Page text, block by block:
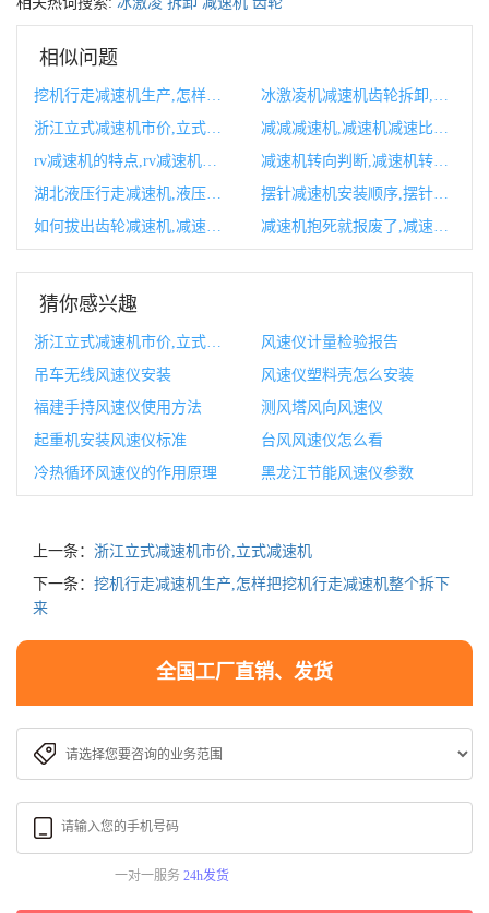
相似问题
减速机转向判断,减速机转向器
摆针减速机安装顺序,摆针减速机安装顺序图解
减速机抱死就报废了,减速机抱死是什么意思
猜你感兴趣
风速仪计量检验报告
吊车无线风速仪安装
风速仪塑料壳怎么安装
福建手持风速仪使用方法
测风塔风向风速仪
起重机安装风速仪标准
台风风速仪怎么看
冷热循环风速仪的作用原理
黑龙江节能风速仪参数
上一条： 浙江立式减速机市价,立式减速机
下一条： 挖机行走减速机生产,怎样把挖机行走减速机整个拆下
来
全国工厂直销、发货
一对一服务 24h发货